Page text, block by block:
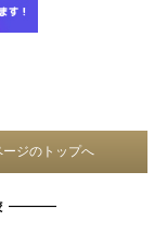
ージのトップへ